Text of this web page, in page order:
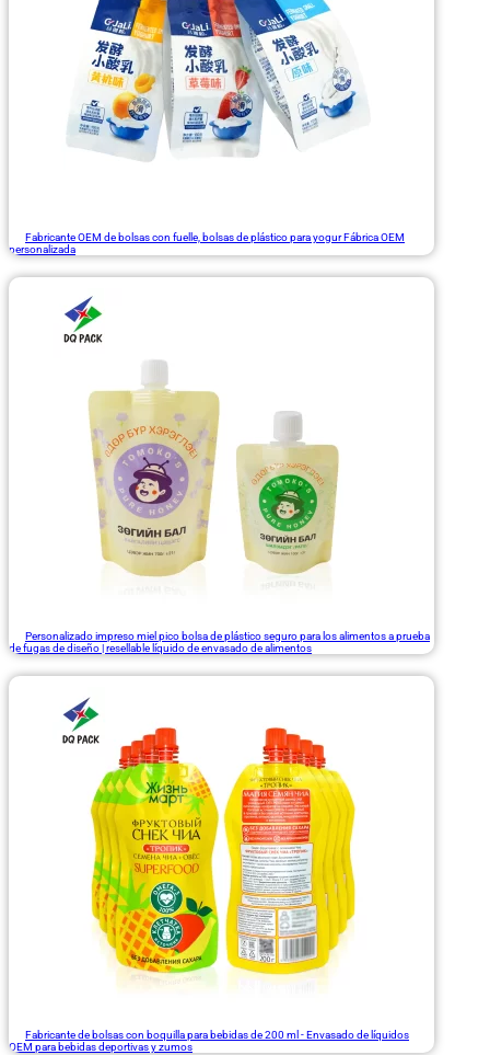
Fabricante OEM de bolsas con fuelle, bolsas de plástico para yogur Fábrica OEM
personalizada
Personalizado impreso miel pico bolsa de plástico seguro para los alimentos a prueba
de fugas de diseño | resellable líquido de envasado de alimentos
Fabricante de bolsas con boquilla para bebidas de 200 ml - Envasado de líquidos
OEM para bebidas deportivas y zumos